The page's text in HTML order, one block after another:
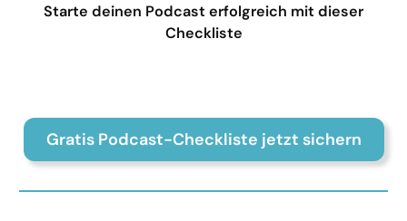
Starte deinen Podcast erfolgreich mit dieser
Checkliste
Gratis Podcast-Checkliste jetzt sichern